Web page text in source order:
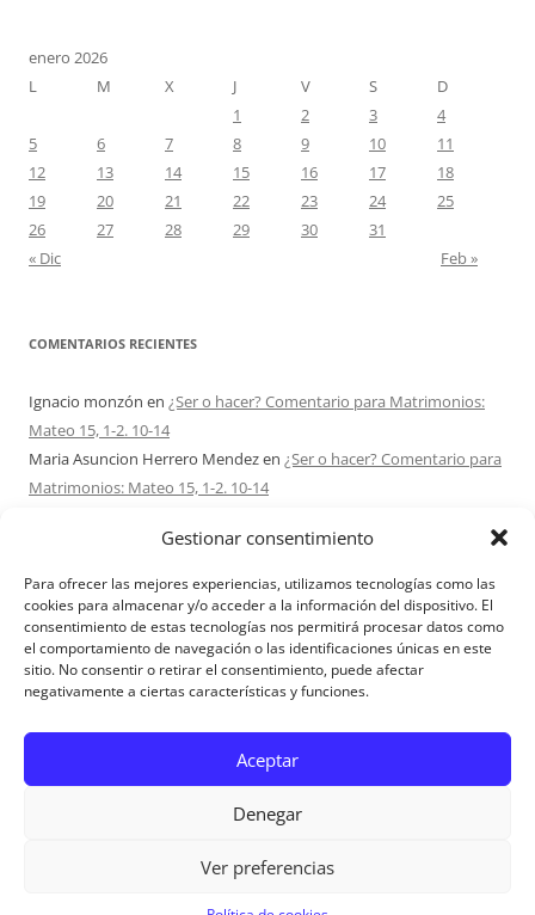
Gestionar consentimiento
Para ofrecer las mejores experiencias, utilizamos tecnologías como las
cookies para almacenar y/o acceder a la información del dispositivo. El
consentimiento de estas tecnologías nos permitirá procesar datos como
el comportamiento de navegación o las identificaciones únicas en este
sitio. No consentir o retirar el consentimiento, puede afectar
negativamente a ciertas características y funciones.
Aceptar
Denegar
Ver preferencias
enero 2026
L
M X J V S
D
1
2 3
4
5
6 7 8 9 10
11
12
13 14 15 16 17
18
19
20 21 22 23 24
25
26
27 28 29 30
31
« Dic
Feb »
COMENTARIOS RECIENTES
Ignacio monzón en ¿Ser o hacer? Comentario para Matrimonios:
Mateo 15, 1-2. 10-14
Maria Asuncion Herrero Mendezen ¿Ser o hacer? Comentario para
Matrimonios: Mateo 15, 1-2. 10-14
7 – 9 AGOSTO 2026
Ezio Vendrame
en
Acudid siempre al Señor. Comentario para
Matrimonios: san Mateo 14, 22-36
SofienAcerca de Proyecto Amor Conyugal
Política de privacidad|